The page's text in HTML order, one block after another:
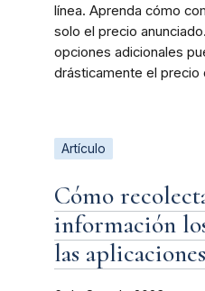
línea. Aprenda cómo
solo el precio
opciones adicionales
drásticamente el precio
Artículo
Cómo
información
las aplicaciones